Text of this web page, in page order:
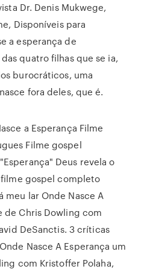
Dr. Denis Mukwege,
Disponíveis para
a esperança de
quatro filhas que se ia,
burocráticos, uma
fora deles, que é.
a Esperança Filme
Filme gospel
Deus revela o
gospel completo
meu lar Onde Nasce A
de Chris Dowling com
DeSanctis. 3 críticas
Nasce A Esperança um
com Kristoffer Polaha,